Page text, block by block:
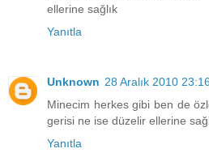
ellerine sağlık
Yanıtla
Unknown 28 Aralık 2010 23:16
Minecim herkes gibi ben de
gerisi ne ise düzelir ellerine
Yanıtla